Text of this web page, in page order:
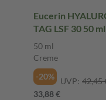
Eucerin
TAG LSF 30 50
50 ml
Creme
-20%
UVP: 42,45
33,88 €